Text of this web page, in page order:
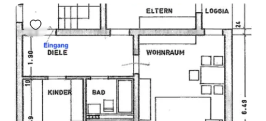
Přidat do oblíbených